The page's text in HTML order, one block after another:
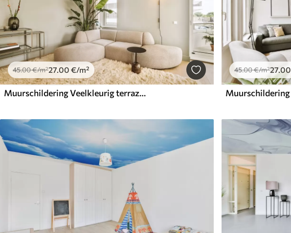
45.00€/m²27.00 €/m²
Muurschildering Veelkleurig terrazzo voor heldere interieurs
45.00€/m²27.00